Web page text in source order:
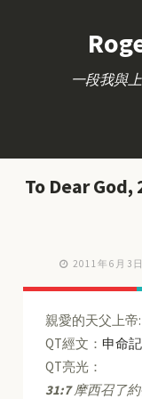
一段我與
To Dear
2011年6月3
親愛的天父上帝:
QT經文： 申命
QT亮光：
31:7摩西召了